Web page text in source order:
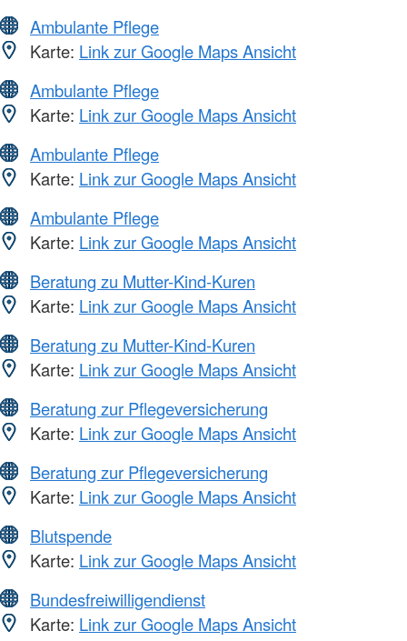
Ambulante Pflege
Karte: Link zur Google Maps Ansicht
Ambulante Pflege
Karte: Link zur Google Maps Ansicht
Ambulante Pflege
Karte: Link zur Google Maps Ansicht
Ambulante Pflege
Karte: Link zur Google Maps Ansicht
Beratung zu Mutter-Kind-Kuren
Karte: Link zur Google Maps Ansicht
Beratung zu Mutter-Kind-Kuren
Karte: Link zur Google Maps Ansicht
Beratung zur Pflegeversicherung
Karte: Link zur Google Maps Ansicht
Beratung zur Pflegeversicherung
Karte: Link zur Google Maps Ansicht
Blutspende
Karte: Link zur Google Maps Ansicht
Bundesfreiwilligendienst
Karte: Link zur Google Maps Ansicht